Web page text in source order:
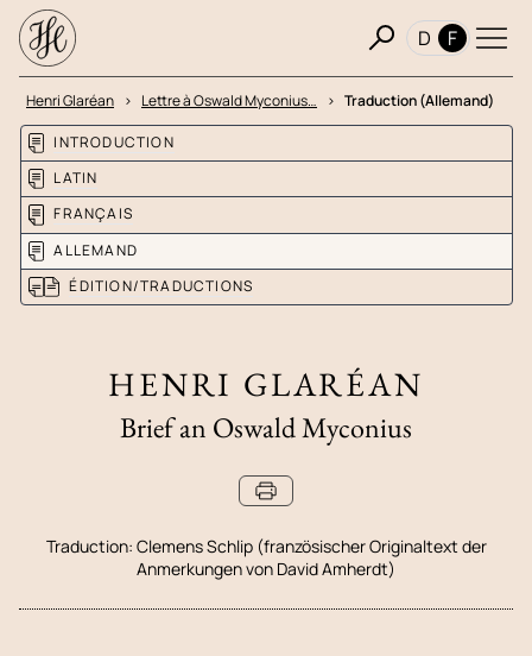
D F
Henri Glaréan Lettre à Oswald Myconius… Traduction (Allemand)
INTRODUCTION
LATIN
FRANÇAIS
ALLEMAND
ÉDITION/TRADUCTIONS
HENRI GLARÉAN
Brief an Oswald Myconius
Traduction: Clemens Schlip (französischer Originaltext der
Anmerkungen von David Amherdt)